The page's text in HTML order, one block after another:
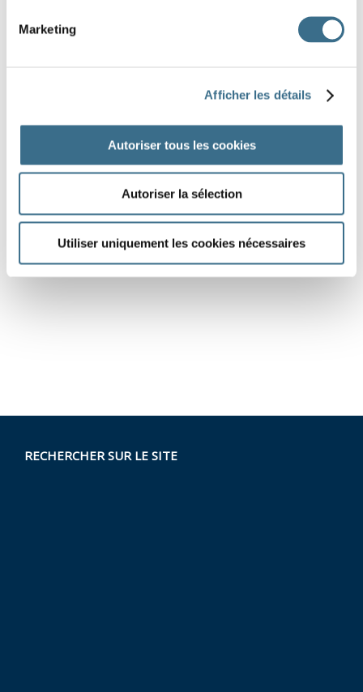
Marketing
Afficher les détails
Autoriser tous les cookies
Autoriser la sélection
Utiliser uniquement les cookies nécessaires
RECHERCHER SUR LE SITE